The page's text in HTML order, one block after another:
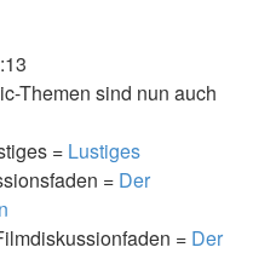
Themen sind nun auch
= Lustiges
= Der
= Der